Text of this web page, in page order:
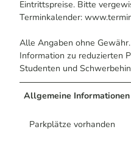
Eintrittspreise. Bitte
Terminkalender:
Alle Angaben ohne Gewähr.
Information zu reduzierten
Studenten und
Allgemeine Informationen
Parkplätze vorhanden